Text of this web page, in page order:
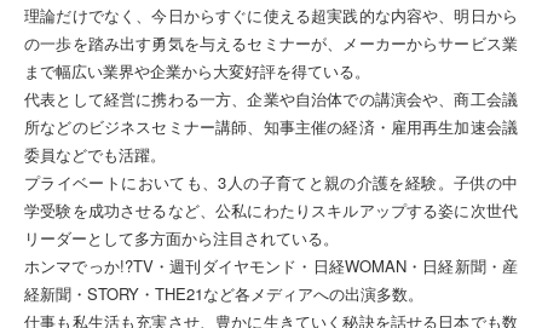
理論だけでなく、今日からすぐに使える超実践的な内容や、明日から
の一歩を踏み出す勇気を与えるセミナーが、メーカーからサービス業
まで幅広い業界や企業から大変好評を得ている。
代表として経営に携わる一方、企業や自治体での講演会や、商工会議
所などのビジネスセミナー講師、知事主催の経済・雇用再生加速会議
委員などでも活躍。
プライベートにおいても、3人の子育てと親の介護を経験。子供の中
学受験を成功させるなど、公私にわたりスキルアップする姿に次世代
リーダーとして多方面から注目されている。
ホンマでっか!?TV・週刊ダイヤモンド・日経WOMAN・日経新聞・産
経新聞・STORY・THE21など各メディアへの出演多数。
仕事も私生活も充実させ、豊かに生きていく秘訣を話せる日本でも数